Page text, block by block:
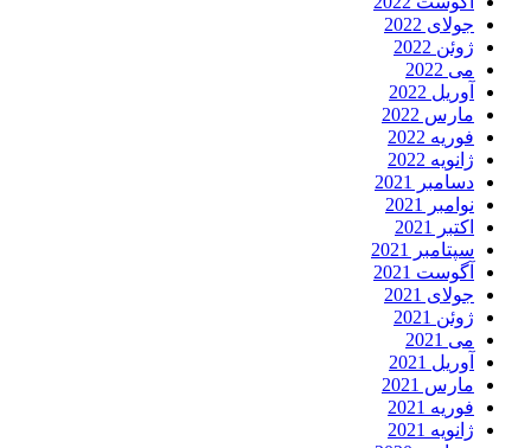
جولای 2022
ژوئن 2022
می 2022
آوریل 2022
مارس 2022
فوریه 2022
ژانویه 2022
دسامبر 2021
نوامبر 2021
اکتبر 2021
سپتامبر 2021
آگوست 2021
جولای 2021
ژوئن 2021
می 2021
آوریل 2021
مارس 2021
فوریه 2021
ژانویه 2021